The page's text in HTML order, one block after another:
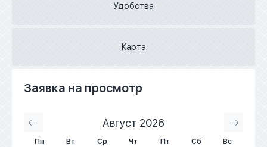
Удобства
Карта
Заявка на просмотр
Август 2026
Пн Вт Ср Чт Пт Сб Вс